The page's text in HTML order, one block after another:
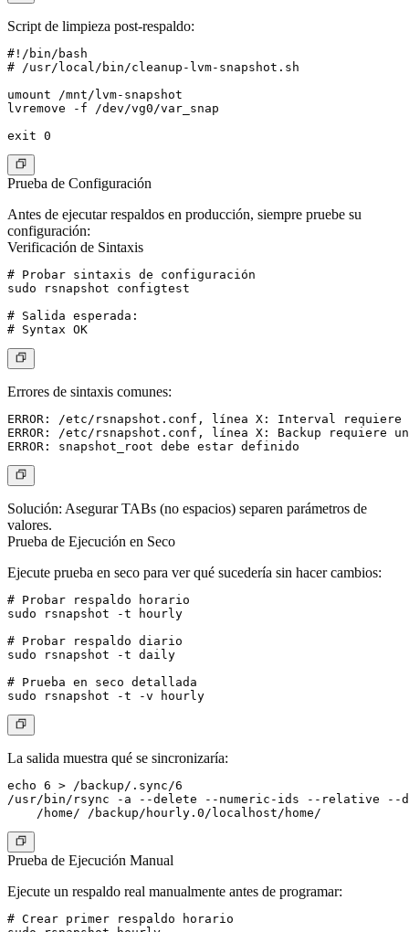
Script de limpieza post-respaldo:
#!/bin/bash
# /usr/local/bin/cleanup-lvm-snapshot.sh
umount /mnt/lvm-snapshot
lvremove -f /dev/vg0/var_snap
Prueba de Configuración
Antes de ejecutar respaldos en producción, siempre pruebe su
configuración:
Verificación de Sintaxis
# Probar sintaxis de configuración
sudo rsnapshot configtest
# Salida esperada:
Errores de sintaxis comunes:
ERROR: /etc/rsnapshot.conf, línea X: Interval requiere
ERROR: /etc/rsnapshot.conf, línea X: Backup requiere
Solución: Asegurar TABs (no espacios) separen parámetros de
valores.
Prueba de Ejecución en Seco
Ejecute prueba en seco para ver qué sucedería sin hacer cambios:
# Probar respaldo horario
sudo rsnapshot -t hourly
# Probar respaldo diario
sudo rsnapshot -t daily
# Prueba en seco detallada
La salida muestra qué se sincronizaría:
echo 6 > /backup/.sync/6
/usr/bin/rsync -a --delete --numeric-ids --relative --
Prueba de Ejecución Manual
Ejecute un respaldo real manualmente antes de programar:
# Crear primer respaldo horario